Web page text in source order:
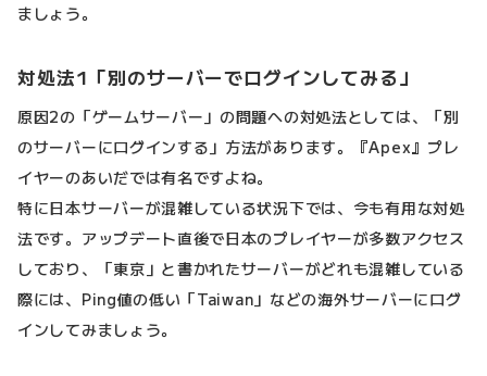
ましょう。
対処法1「別のサーバーでログインしてみる」
原因2の「ゲームサーバー」の問題への対処法としては、「別
のサーバーにログインする」方法があります。『Apex』プレ
イヤーのあいだでは有名ですよね。
特に日本サーバーが混雑している状況下では、今も有用な対処
法です。アップデート直後で日本のプレイヤーが多数アクセス
しており、「東京」と書かれたサーバーがどれも混雑している
際には、Ping値の低い「Taiwan」などの海外サーバーにログ
インしてみましょう。